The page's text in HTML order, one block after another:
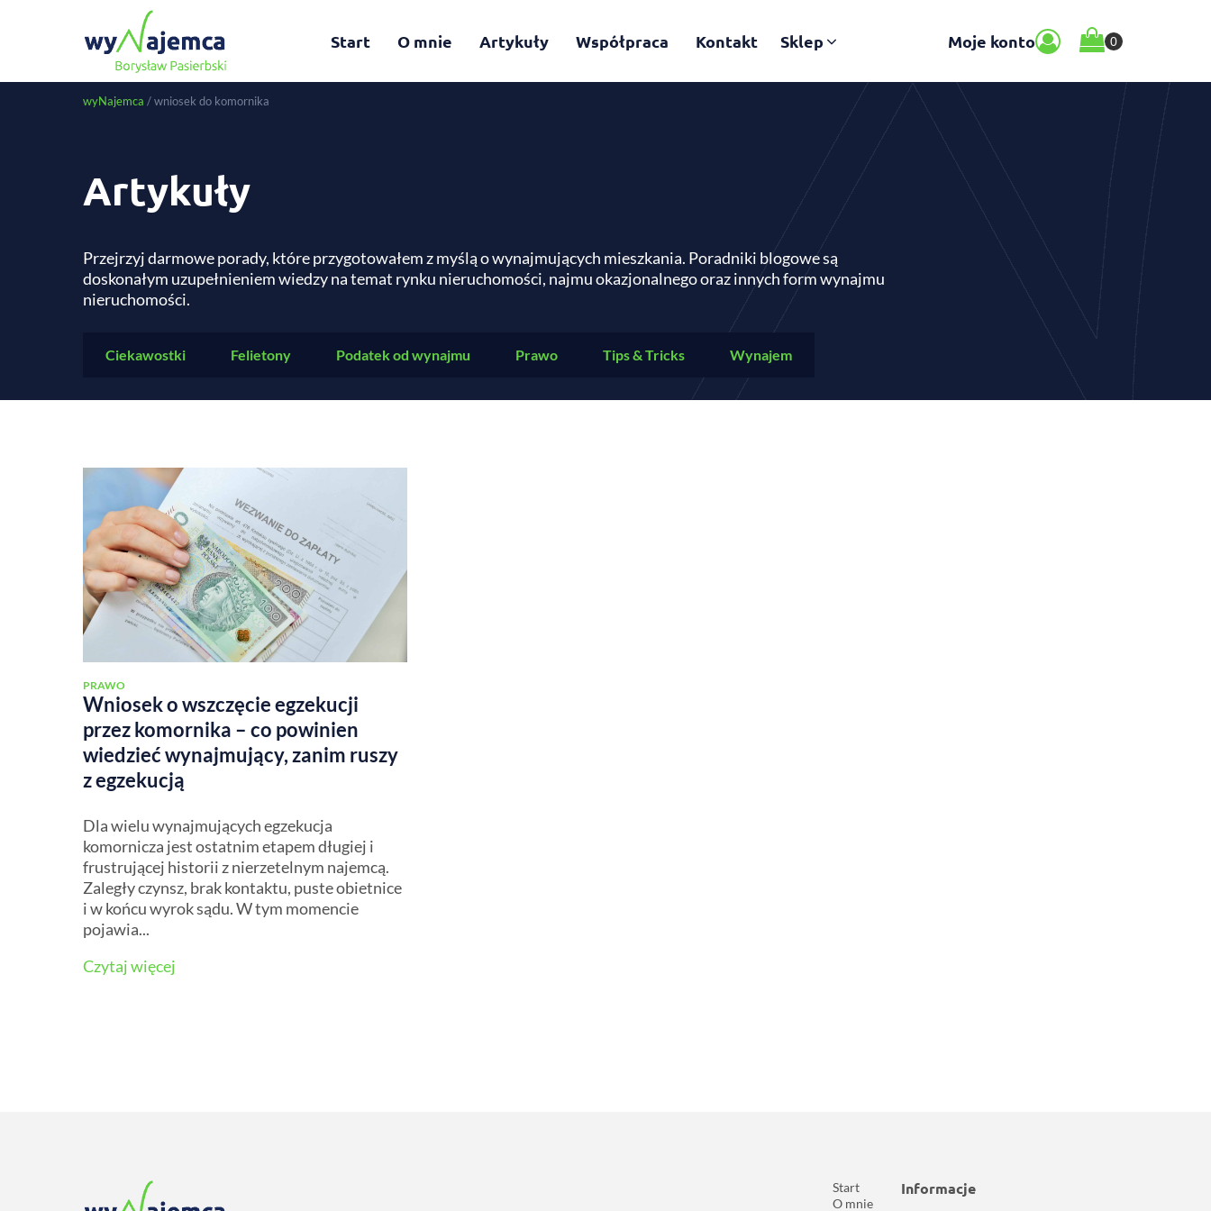
Start O mnie Artykuły Współpraca Kontakt Sklep Moje konto
wyNajemca /wniosek do komornika
Artykuły
Przejrzyj darmowe porady, które przygotowałem z myślą o wynajmujących mieszkania. Poradniki blogowe są
doskonałym uzupełnieniem wiedzy na temat rynku nieruchomości, najmu okazjonalnego oraz innych form wynajmu
nieruchomości.
Ciekawostki Felietony Podatek od wynajmu Prawo Tips & Tricks Wynajem
PRAWO
Wniosek o wszczęcie egzekucji
przez komornika – co powinien
wiedzieć wynajmujący, zanim ruszy
z egzekucją
Dla wielu wynajmujących egzekucja
komornicza jest ostatnim etapem długiej i
frustrującej historii z nierzetelnym najemcą.
Zaległy czynsz, brak kontaktu, puste obietnice
i w końcu wyrok sądu. W tym momencie
pojawia...
Czytaj więcej
Start
O mnie
Informacje